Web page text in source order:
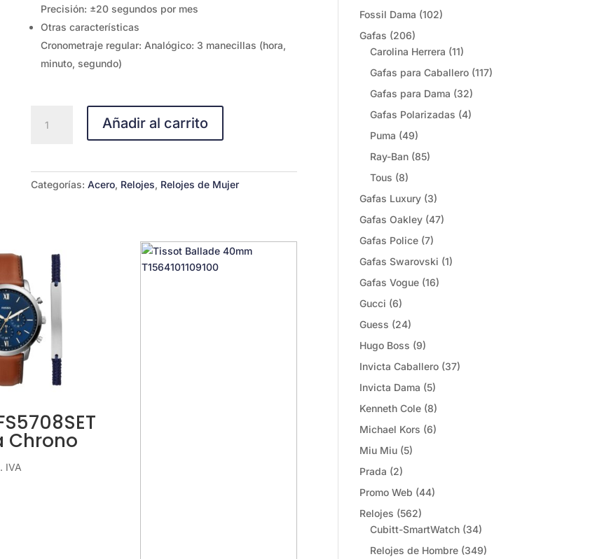
Precisión: ±20 segundos por mes
Otras características
Cronometraje regular: Analógico: 3 manecillas (hora,
minuto, segundo)
LTP-
Añadir al carrito
Categorías:Acero, Relojes, Relojes de Mujer
Chrono
IVA
Fossil Dama (102)
Gafas (206)
Carolina Herrera (11)
Gafas para Caballero (117)
Gafas para Dama (32)
Gafas Polarizadas (4)
Puma (49)
Ray-Ban (85)
Tous (8)
Gafas Luxury (3)
Gafas Oakley (47)
Gafas Police (7)
Gafas Swarovski (1)
Gafas Vogue (16)
Gucci (6)
Guess (24)
Hugo Boss (9)
Invicta Caballero (37)
Invicta Dama (5)
Kenneth Cole (8)
Michael Kors (6)
Miu Miu (5)
Prada (2)
Promo Web (44)
Relojes (562)
Cubitt-SmartWatch (34)
Relojes de Hombre (349)